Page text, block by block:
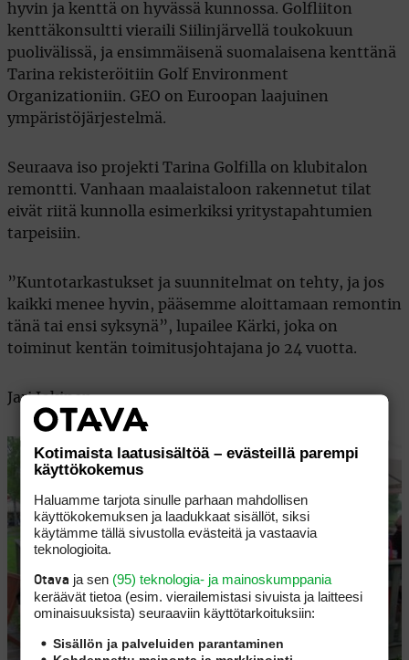
hyvin ja kenttä on hyvässä kunnossa. Golfliiton
kenttäkonsultti vieraili Siilinjärvellä toukokuun
puolivälissä, ja ensimmäisenä suomalaisena kenttänä
Tarina rekisteröitiin Golf Environment
Organizationiin. GEO on Euroopan laajuinen
ympäristöjärjestelmä.
Seuraava iso projekti Tarina Golfilla on klubitalon
remontti. Vanhaan maalaistaloon rakennetut tilat
eivät riitä kunnolla esimerkiksi yritystapahtumien
tarpeisiin.
”Kuntotarkastukset ja suunnitelmat on tehty, ja jos
kaikki menee hyvin, pääsemme aloittamaan remontin
tänä tai ensi syksynä”, lupailee Kärki, joka on
toiminut kentän toimitusjohtajana jo 24 vuotta.
Jari Jokinen
Kotimaista laatusisältöä – evästeillä parempi
käyttökokemus
Haluamme tarjota sinulle parhaan mahdollisen
käyttökokemuksen ja laadukkaat sisällöt, siksi
käytämme tällä sivustolla evästeitä ja vastaavia
teknologioita.
Otava ja sen (95) teknologia- ja mainoskumppania
keräävät tietoa (esim. vierailemis­tasi sivuista ja laitteesi
ominaisuuk­sista) seuraaviin käyttötarkoituksiin:
Sisällön ja palveluiden parantaminen